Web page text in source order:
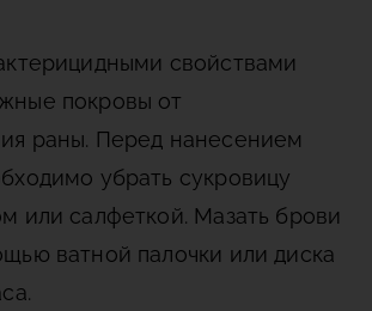
свойствами
покровы от
раны. Перед нанесением
убрать сукровицу
или салфеткой. Мазать брови
ватной палочки или диска